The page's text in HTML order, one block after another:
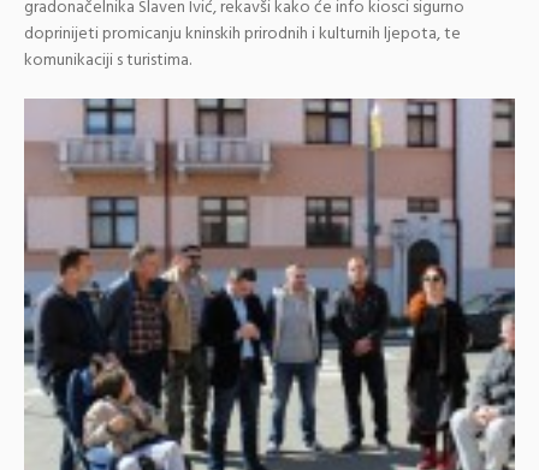
gradonačelnika Slaven Ivić, rekavši kako će info kiosci sigurno
doprinijeti promicanju kninskih prirodnih i kulturnih ljepota, te
komunikaciji s turistima.